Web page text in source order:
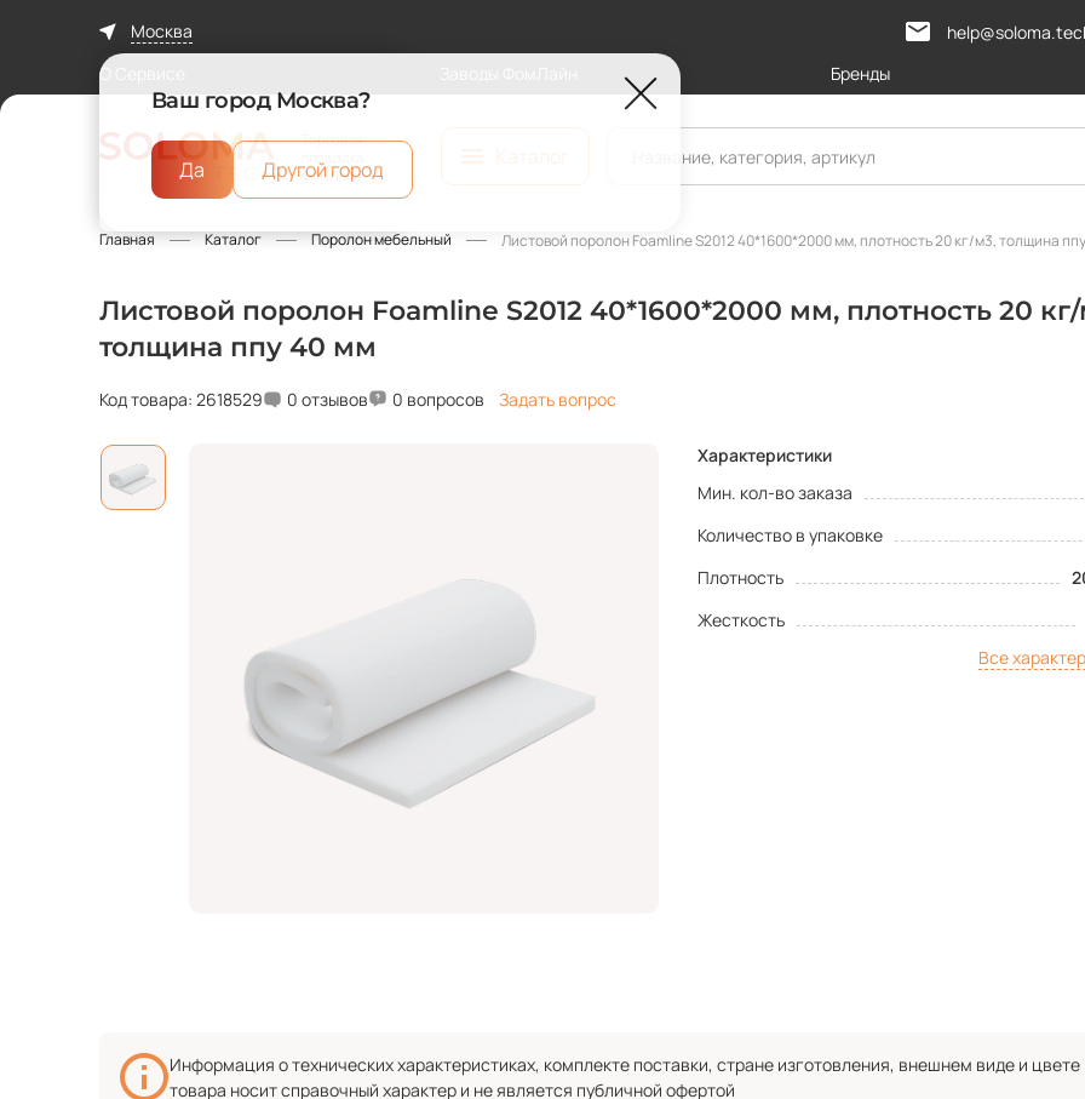
Москва
О Сервисе
Бренды
Торговая
ФомЛайн
Главная Каталог Поролон мебельный Листовой поролон Foamline S2012 40*1600*2000 мм, плотность 20 кг/м3, толщина
Листовой поролон Foamline S2012 40*1600*2000 мм, плотность 20
толщина ппу 40 мм
Код товара: 2618529 0 отзывов 0 вопросов Задать вопрос
Характеристики
Мин. кол-во заказа
Количество в упаковке
Плотность
Жесткость
Все
Информация о технических характеристиках, комплекте поставки, стране изготовления, внешнем виде и цвете
товара носит справочный характер и не является публичной офертой
Ваш город Москва?
Да Другой город